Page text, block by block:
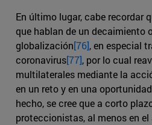
En último lugar, cabe recordar
que hablan de un decaimiento
globalización[76], en especial
coronavirus[77], por lo cual
multilaterales mediante la
en un reto y en una
hecho, se cree que a corto
proteccionistas, al menos en